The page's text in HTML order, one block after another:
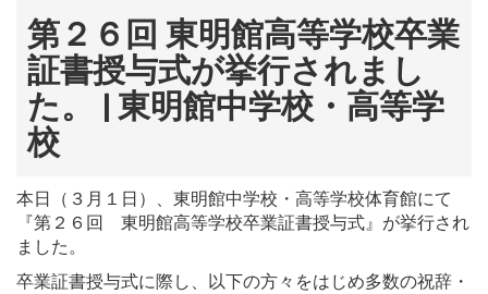
第２６回 東明館高等学校卒業
証書授与式が挙行されまし
た。 | 東明館中学校・高等学
校
本日（３月１日）、東明館中学校・高等学校体育館にて
『第２６回 東明館高等学校卒業証書授与式』が挙行され
ました。
卒業証書授与式に際し、以下の方々をはじめ多数の祝辞・